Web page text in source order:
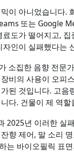
이 아니었습니다.
또는 Google
도가 떨어지고,
인이 실패했다는
소집한 음향 전문
비의 사용이 오피
된 것입니다. 고
다. 건물이 제 역
2025년 이러한 실
향 제어, 말 소리
는 바이오필릭 표